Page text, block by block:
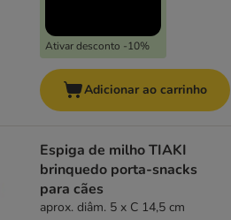
Ativar desconto -10%
Adicionar ao carrinho
Espiga de milho TIAKI
brinquedo porta-snacks
para cães
aprox. diâm. 5 x C 14,5 cm